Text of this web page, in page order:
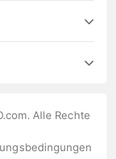
Alle Rechte